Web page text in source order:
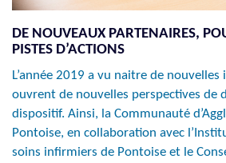
DE NOUVEAUX PARTENAIRES,
PISTES D’ACTIONS
L’année 2019 a vu naitre de
ouvrent de nouvelles perspectives de
dispositif. Ainsi, la Communauté
Pontoise, en collaboration avec
soins infirmiers de Pontoise et le